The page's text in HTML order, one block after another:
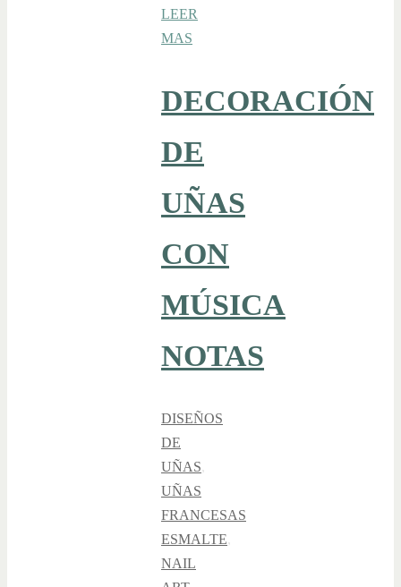
LEER
MAS
DECORACIÓN
DE
UÑAS
CON
MÚSICA
NOTAS
DISEÑOS
DE
UÑAS,
UÑAS
FRANCESAS
ESMALTE,
NAIL